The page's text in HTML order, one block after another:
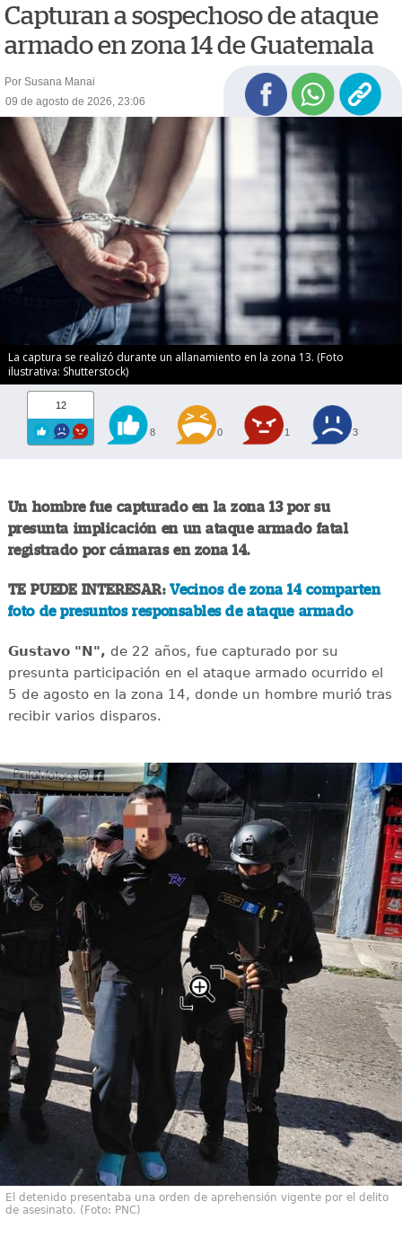
Capturan a sospechoso de ataque
armado en zona 14 de Guatemala
Por Susana Manai
09 de agosto de 2026, 23:06
La captura se realizó durante un allanamiento en la zona 13. (Foto
ilustrativa: Shutterstock)
12
8 0 1 3
Un hombre fue capturado en la zona 13 por su
presunta implicación en un ataque armado fatal
registrado por cámaras en zona 14.
TE PUEDE INTERESAR:Vecinos de zona 14 comparten
foto de presuntos responsables de ataque armado
Gustavo "N", de 22 años, fue capturado por su
presunta participación en el ataque armado ocurrido el
5 de agosto en la zona 14, donde un hombre murió tras
recibir varios disparos.
El detenido presentaba una orden de aprehensión vigente por el delito
de asesinato. (Foto: PNC)